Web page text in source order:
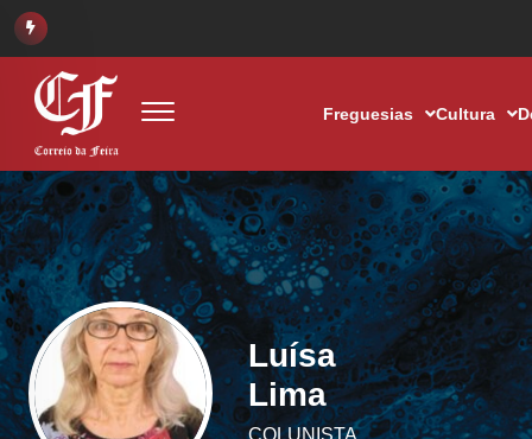
Freguesias Cultura
Luísa
Lima
COLUNISTA